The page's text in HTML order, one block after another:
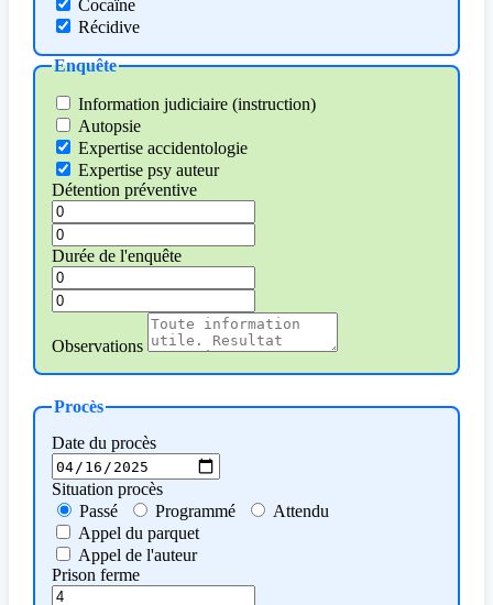
Cocaïne
Récidive
Enquête
Information judiciaire (instruction)
Autopsie
Expertise accidentologie
Expertise psy auteur
Détention préventive
Durée de l'enquête
Observations
Procès
Date du procès
Situation procès
Passé
Programmé
Attendu
Appel du parquet
Appel de l'auteur
Prison ferme